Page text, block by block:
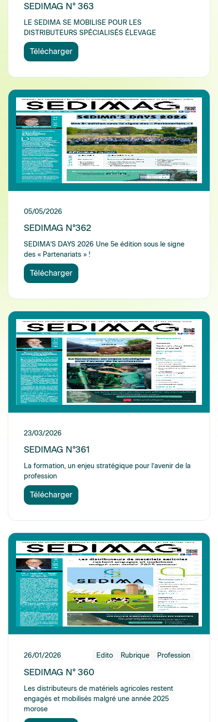
SEDIMAG N° 363
LE SEDIMA SE MOBILISE POUR LES
DISTRIBUTEURS SPÉCIALISÉS ÉLEVAGE
Télécharger
05/05/2026
SEDIMAG N°362
SEDIMA’S DAYS 2026 Une 5e édition sous le signe
des « Partenariats » !
Télécharger
23/03/2026
SEDIMAG N°361
La formation, un enjeu stratégique pour l’avenir de la
profession
Télécharger
26/01/2026 Edito Rubrique Profession
SEDIMAG N° 360
Les distributeurs de matériels agricoles restent
engagés et mobilisés malgré une année 2025
morose